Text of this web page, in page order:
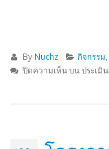
By Nuchz กิจกรรม
ปิดความเห็นบน ประเมิ
ร่าง ประกาศ องค์การบริ
ระยอง เรื่อง ประกวดราค